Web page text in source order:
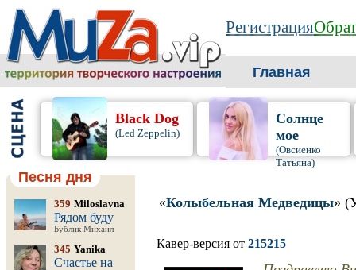
Регистрация
Главная
Black Dog
(Led Zeppelin)
Солнце
мое
(Овсиенко
Татьяна)
Песня дня
359 Miloslavna
Рядом буду
Бублик Михаил
345 Yanika
Счастье на
«Колыбельная Медведицы»
Кавер-версия от 215215